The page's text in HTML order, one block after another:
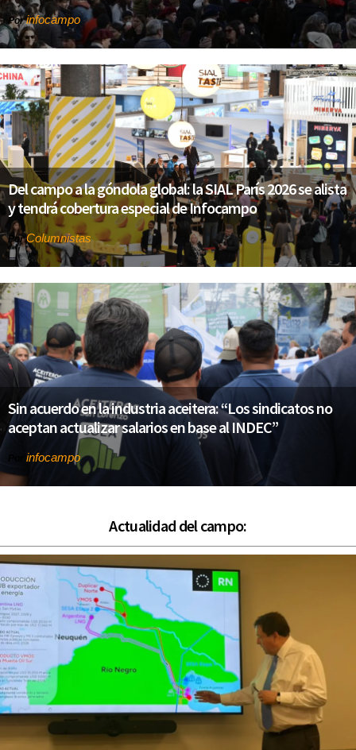
Porinfocampo
Del campo a la góndola global: la SIAL París 2026 se alista
y tendrá cobertura especial de Infocampo
PorColumnistas
Sin acuerdo en la industria aceitera: “Los sindicatos no
aceptan actualizar salarios en base al INDEC”
infocampo
Actualidad del campo: